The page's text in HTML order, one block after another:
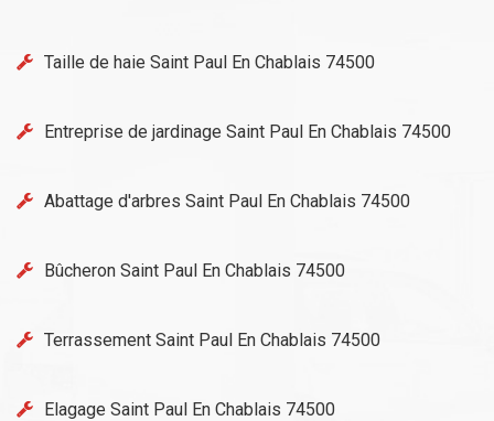
Taille de haie Saint Paul En Chablais 74500
Entreprise de jardinage Saint Paul En Chablais 74500
Abattage d'arbres Saint Paul En Chablais 74500
Bûcheron Saint Paul En Chablais 74500
Terrassement Saint Paul En Chablais 74500
Elagage Saint Paul En Chablais 74500